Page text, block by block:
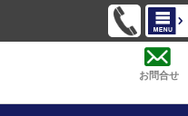
お問合せ